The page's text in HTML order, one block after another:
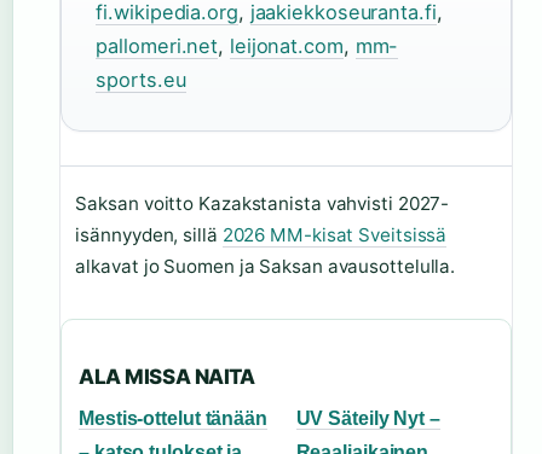
fi.wikipedia.org, jaakiekkoseuranta.fi,
pallomeri.net, leijonat.com, mm-
sports.eu
Saksan voitto Kazakstanista vahvisti 2027-
isännyyden, sillä 2026 MM-kisat Sveitsissä
alkavat jo Suomen ja Saksan avausottelulla.
ALA MISSA NAITA
Mestis-ottelut tänään
UV Säteily Nyt –